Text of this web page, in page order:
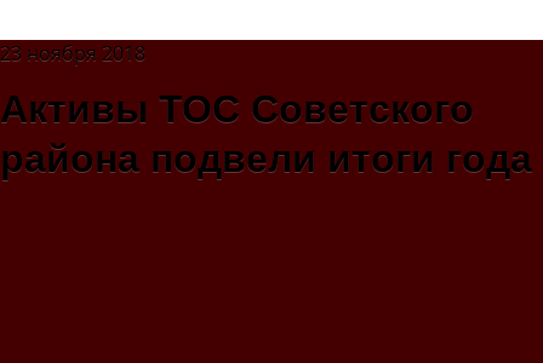
23 ноября 2018
Активы ТОС Советского
района подвели итоги года